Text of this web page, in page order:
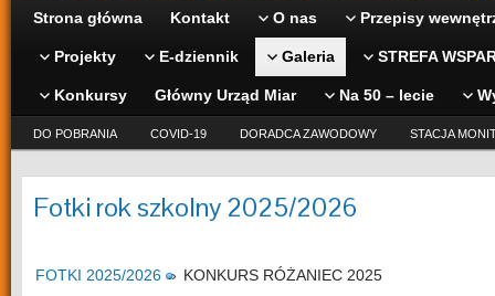
Strona główna Kontakt O nas Przepisy
Projekty E-dziennik Galeria STREFA
Konkursy Główny Urząd Miar Na 50 – lecie
DO POBRANIA COVID-19 DORADCA ZAWODOWY STACJA
Fotki rok szkolny 2025/2026
FOTKI 2025/2026 » KONKURS RÓŻANIEC 2025